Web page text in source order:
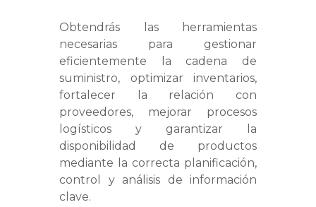
Obtendrás las herramientas
necesarias para gestionar
eficientemente la cadena de
suministro, optimizar inventarios,
fortalecer la relación con
proveedores, mejorar procesos
logísticos y garantizar la
disponibilidad de productos
mediante la correcta planificación,
control y análisis de información
clave.